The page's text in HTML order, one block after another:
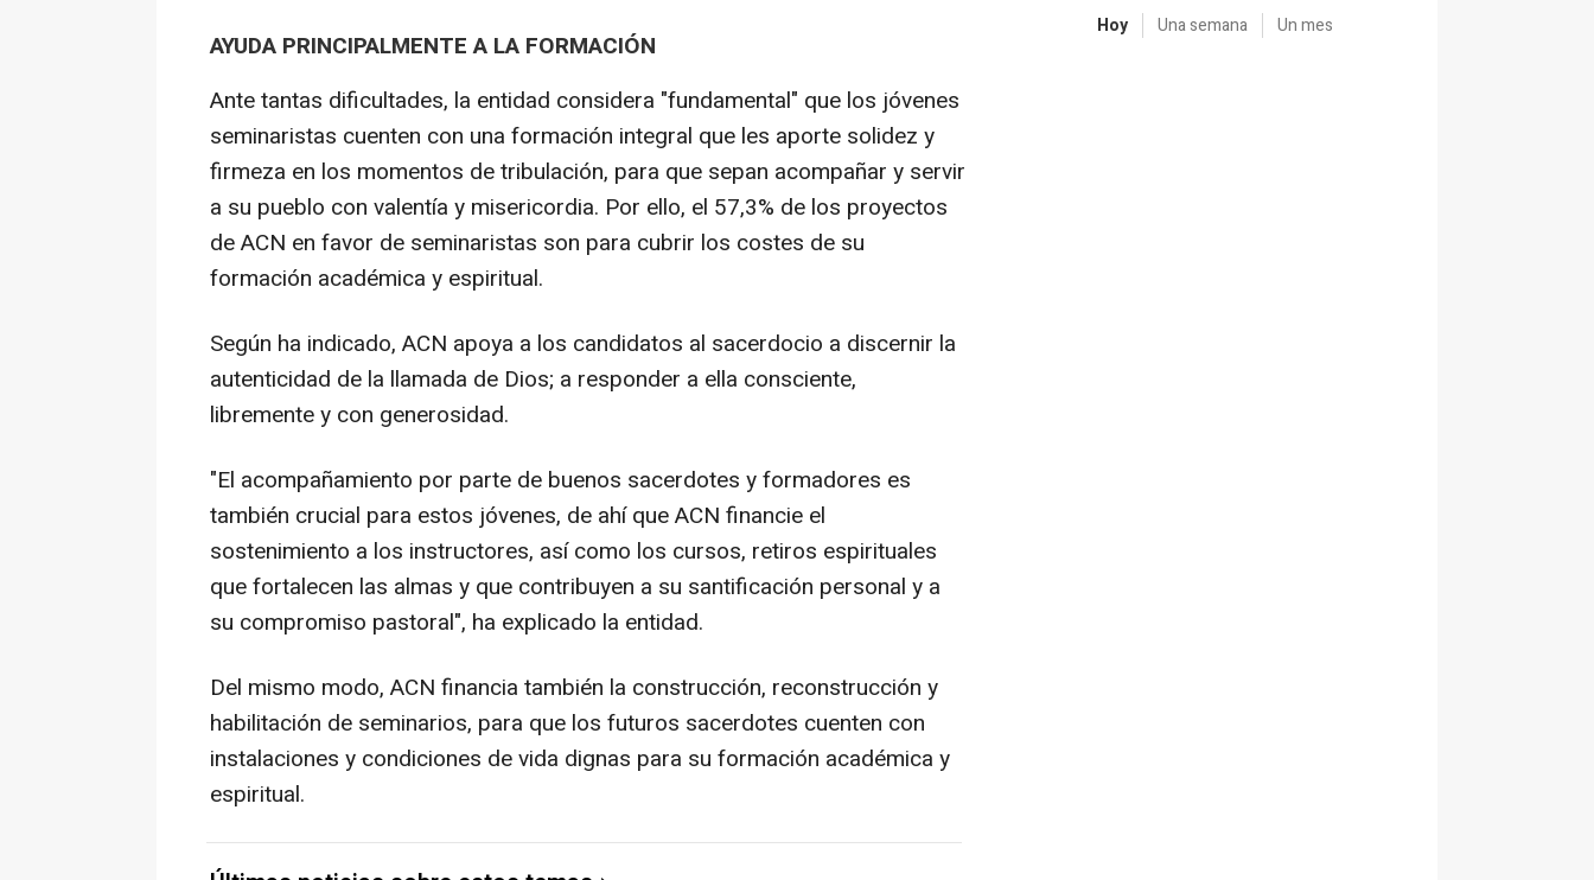
AYUDA PRINCIPALMENTE A LA FORMACIÓN
Ante tantas dificultades, la entidad considera "fundamental" que los jóvenes
seminaristas cuenten con una formación integral que les aporte solidez y
firmeza en los momentos de tribulación, para que sepan acompañar y servir
a su pueblo con valentía y misericordia. Por ello, el 57,3% de los proyectos
de ACN en favor de seminaristas son para cubrir los costes de su
formación académica y espiritual.
Según ha indicado, ACN apoya a los candidatos al sacerdocio a discernir la
autenticidad de la llamada de Dios; a responder a ella consciente,
libremente y con generosidad.
"El acompañamiento por parte de buenos sacerdotes y formadores es
también crucial para estos jóvenes, de ahí que ACN financie el
sostenimiento a los instructores, así como los cursos, retiros espirituales
que fortalecen las almas y que contribuyen a su santificación personal y a
su compromiso pastoral", ha explicado la entidad.
Del mismo modo, ACN financia también la construcción, reconstrucción y
habilitación de seminarios, para que los futuros sacerdotes cuenten con
instalaciones y condiciones de vida dignas para su formación académica y
espiritual.
Hoy Una semana Un mes